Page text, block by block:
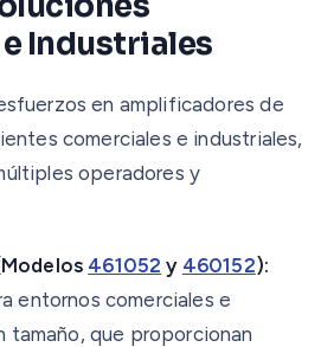
Industriales
en amplificadores de
comerciales e industriales,
operadores y
461052 y 460152):
entornos comerciales e
tamaño, que proporcionan